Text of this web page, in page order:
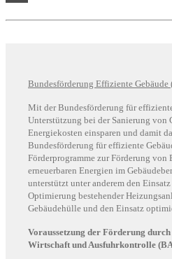
Bundesförderung Effiziente Gebäude
Mit der Bundesförderung für
Unterstützung bei der Sanierung von
Energiekosten einsparen und damit
Bundesförderung für effiziente
Förderprogramme zur Förderung von
erneuerbaren Energien im
unterstützt unter anderem den
Optimierung bestehender
Gebäudehülle und den Einsatz
Voraussetzung der Förderung
Wirtschaft und Ausfuhrkontrolle